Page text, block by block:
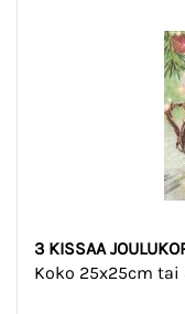
3 KISSAA
Koko 25x25cm tai